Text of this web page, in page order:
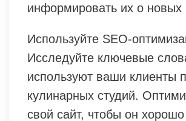
информировать их о новых
Используйте SEO-
Исследуйте ключевые
используют ваши клиенты
кулинарных студий.
свой сайт, чтобы он хорошо